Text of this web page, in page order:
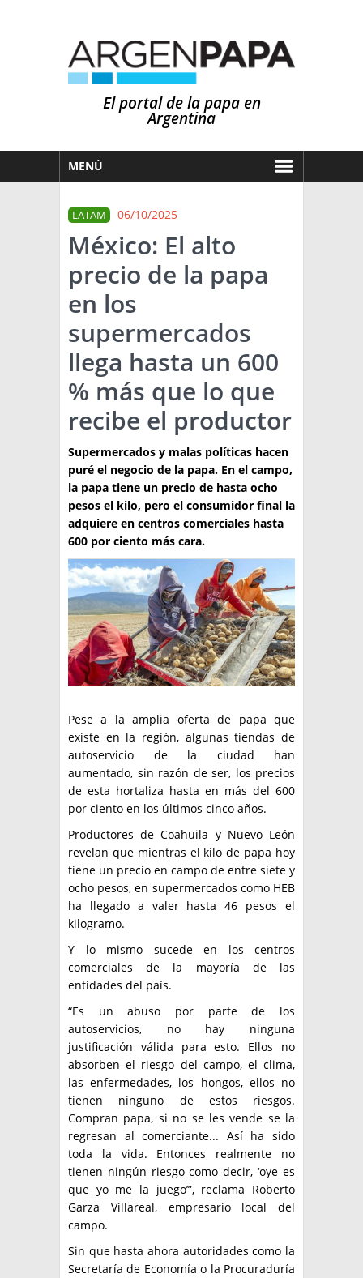
El portal de la papa en
Argentina
MENÚ
MERCADOS
NOTICIAS
EN ESPAÑOL
OTROS IDIOMAS
CLIMA
PRONÓSTICO
LLUVIAS
EL MUNDO
TÉCNICA
PRODUCCION
CLASIFICADOS
INTERES GENERAL
LA PAPA
RESOLUCIONES Y NORMATIVAS
ENLACES
ARGENPAPA
PUBLICIDAD
QUIENES SOMOS
CONTACTO
BUSCAR NOTICIAS
BUSCAR
LATAM 06/10/2025
México: El alto
precio de la papa
en los
supermercados
llega hasta un 600
% más que lo que
recibe el productor
Supermercados y malas políticas hacen
puré el negocio de la papa. En el campo,
la papa tiene un precio de hasta ocho
pesos el kilo, pero el consumidor final la
adquiere en centros comerciales hasta
600 por ciento más cara.
Pese a la amplia oferta de papa que
existe en la región, algunas tiendas de
autoservicio de la ciudad han
aumentado, sin razón de ser, los precios
de esta hortaliza hasta en más del 600
por ciento en los últimos cinco años.
Productores de Coahuila y Nuevo León
revelan que mientras el kilo de papa hoy
tiene un precio en campo de entre siete y
ocho pesos, en supermercados como HEB
ha llegado a valer hasta 46 pesos el
kilogramo.
Y lo mismo sucede en los centros
comerciales de la mayoría de las
entidades del país.
“Es un abuso por parte de los
autoservicios, no hay ninguna
justificación válida para esto. Ellos no
absorben el riesgo del campo, el clima,
las enfermedades, los hongos, ellos no
tienen ninguno de estos riesgos.
Compran papa, si no se les vende se la
regresan al comerciante... Así ha sido
toda la vida. Entonces realmente no
tienen ningún riesgo como decir, ‘oye es
que yo me la juego’”, reclama Roberto
Garza Villareal, empresario local del
campo.
Sin que hasta ahora autoridades como la
Secretaría de Economía o la Procuraduría